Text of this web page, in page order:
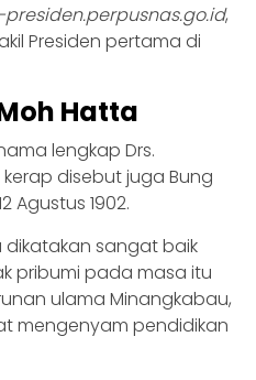
,
Presiden pertama di
Hatta
lengkap Drs.
disebut juga Bung
Agustus 1902.
dikatakan sangat baik
pribumi pada masa itu
ulama Minangkabau,
mengenyam pendidikan